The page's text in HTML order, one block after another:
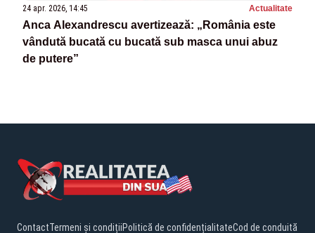
24 apr. 2026, 14:45 Actualitate
Anca Alexandrescu avertizează: „România este
vândută bucată cu bucată sub masca unui abuz
de putere”
ContactTermeni și condițiiPolitică de confidențialitateCod de conduită